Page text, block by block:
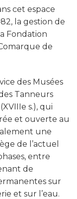
cet espace
la gestion de
Fondation
de
des Musées
Tanneurs
s.), qui
et ouverte au
une
de l’actuel
entre
de
sur
et sur l’eau.